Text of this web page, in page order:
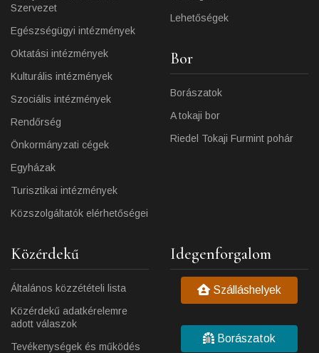
Szervezet
Egészségügyi intézmények
Oktatási intézmények
Kulturális intézmények
Szociális intézmények
Rendőrség
Önkormányzati cégek
Egyházak
Turisztikai intézmények
Közszolgáltatók elérhetőségei
Lehetőségek
Bor
Borászatok
A tokaji bor
Riedel Tokaji Furmint pohár
Közérdekű
Általános közzétételi lista
Közérdekű adatkérelemre
adott válaszok
Tevékenységek és működés
Idegenforgalom
Szálláshelyek
Borászatok